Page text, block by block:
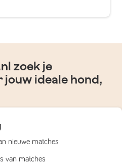
zoek je
ideale hond,
nieuwe matches
van matches